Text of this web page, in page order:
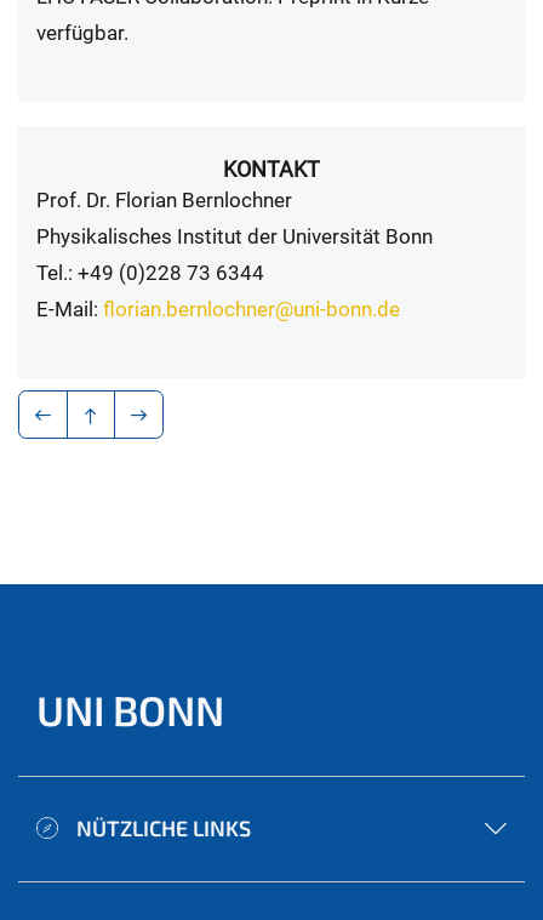
verfügbar.
KONTAKT
Prof. Dr. Florian Bernlochner
Physikalisches Institut der Universität Bonn
Tel.: +49 (0)228 73 6344
E-Mail: florian.bernlochner@uni-bonn.de
UNI BONN
NÜTZLICHE LINKS